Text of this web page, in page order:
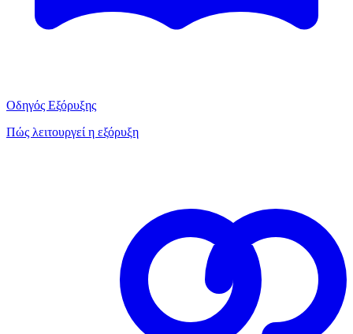
Οδηγός Εξόρυξης
Πώς λειτουργεί η εξόρυξη